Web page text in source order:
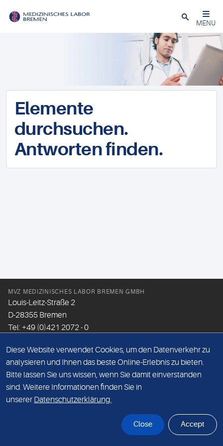
Schließen
MENU
Elemente
durchsuchen.
Antworten finden.
MVZ MEDIZINISCHES LABOR BREMEN GMBH
Louis-Leitz-Straße 2
D-28355 Bremen
Tel: +49 (0)421 2072 - 0
Email:info@mlhb.de
DATENSCHUTZ
IMPRESSUM
Diese Website verwendet Cookies, um den Datenverkehr zu
analysieren und Ihnen das beste Online-Erlebnis zu bieten.
Bitte lassen Sie uns wissen, wenn Sie damit einverstanden
sind. Weitere Informationen finden Sie in
unserer Datenschutzerklärung.
Close Accept